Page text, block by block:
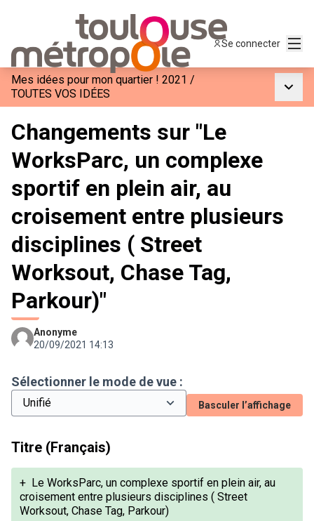
Se connecter
Mes idées pour mon quartier ! 2021 /
TOUTES VOS IDÉES
Changements sur "Le
WorksParc, un complexe
sportif en plein air, au
croisement entre plusieurs
disciplines ( Street
Worksout, Chase Tag,
Parkour)"
Anonyme
20/09/2021 14:13
Sélectionner le mode de vue :
Basculer l’affichage
Titre (Français)
+ Le WorksParc, un complexe sportif en plein air, au
croisement entre plusieurs disciplines ( Street
Worksout, Chase Tag, Parkour)